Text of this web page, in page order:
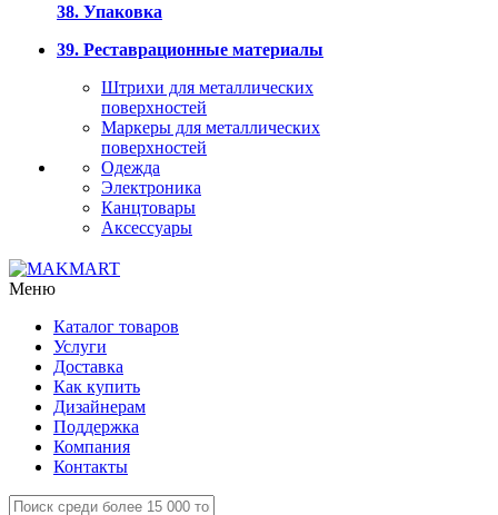
38. Упаковка
39. Реставрационные материалы
Штрихи для металлических
поверхностей
Маркеры для металлических
поверхностей
Одежда
Электроника
Канцтовары
Аксессуары
Меню
Каталог товаров
Услуги
Доставка
Как купить
Дизайнерам
Поддержка
Компания
Контакты